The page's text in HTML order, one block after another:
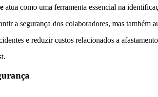
atua como uma ferramenta essencial na
a segurança dos colaboradores, mas
e reduzir custos relacionados a